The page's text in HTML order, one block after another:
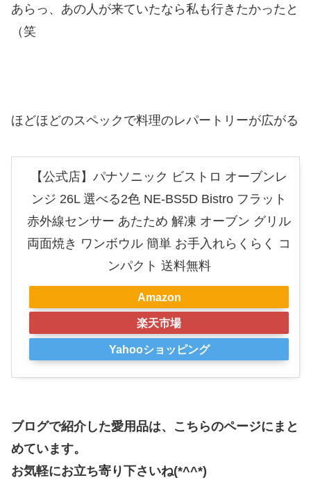
あらっ、あの人が来ていたなら私も行きたかったと
（笑
ほどほどのスペックで料理のレパートリーが広がる
【公式店】パナソニック ビストロ オーブンレ
ンジ 26L 選べる2色 NE-BS5D Bistro フラット
赤外線センサー あたため 解凍 オーブン グリル
両面焼き ワンボウル 簡単 お手入れらくらく コ
ンパクト 送料無料
Amazon
楽天市場
Yahooショッピング
ブログで紹介した愛用品は、こちらのページにまと
めています。
お気軽にお立ち寄り下さいね(*^^*)